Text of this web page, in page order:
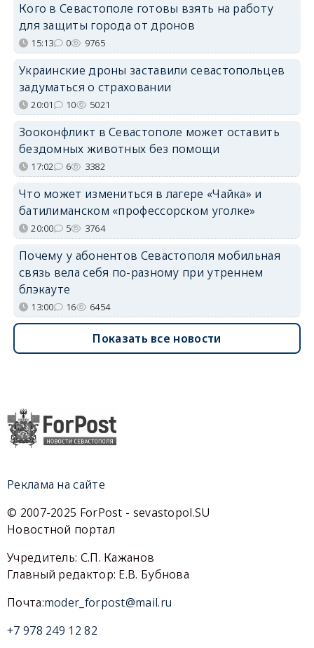
Кого в Севастополе готовы взять на работу
для защиты города от дронов
15:13 0 9765
Украинские дроны заставили севастопольцев
задуматься о страховании
20:01 10 5021
Зооконфликт в Севастополе может оставить
бездомных животных без помощи
17:02 6 3382
Что может измениться в лагере «Чайка» и
батилиманском «профессорском уголке»
20:00 5 3764
Почему у абонентов Севастополя мобильная
связь вела себя по-разному при утреннем
блэкауте
13:00 16 6454
Показать все новости
Реклама на сайте
© 2007-2025 ForPost - sevastopol.SU
Новостной портал
Учредитель: С.П. Кажанов
Главный редактор: Е.В. Бубнова
Почта:moder_forpost@mail.ru
+7 978 249 12 82